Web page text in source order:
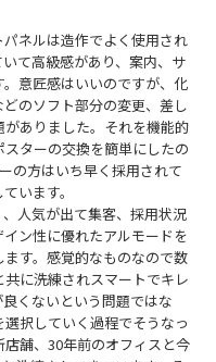
ネルは造作でよく使用され
て高級感があり、案内、サ
意匠感はいいのですが、化
のソフト部分の変更、差し
ありました。それを機能的
ターの交換を簡単にしたの
の方はいち早く採用されて
います。
人気が出て集客、採用状況
ン性に優れたアルモードを
す。感覚的なものなので数
に洗練されスマートでキレ
くないという問題ではな
択していく過程でそうなっ
舗、30年前のオフィスと今